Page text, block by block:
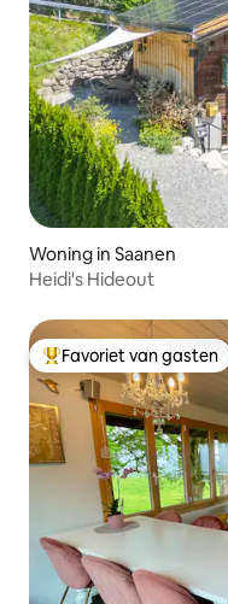
Woning in Saanen
Heidi's Hideout
Topfavoriet van gasten
Favoriet van gasten